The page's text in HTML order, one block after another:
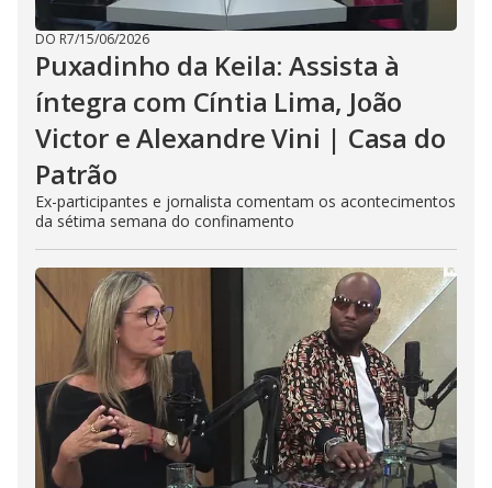
DO R7/15/06/2026
Puxadinho da Keila: Assista à
íntegra com Cíntia Lima, João
Victor e Alexandre Vini | Casa do
Patrão
Ex-participantes e jornalista comentam os acontecimentos
da sétima semana do confinamento